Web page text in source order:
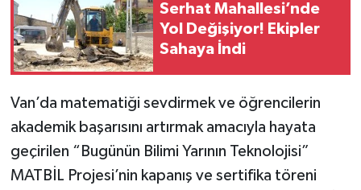
Serhat Mahallesi’nde
Yol Değişiyor! Ekipler
Sahaya İndi
Van’da matematiği sevdirmek ve öğrencilerin
akademik başarısını artırmak amacıyla hayata
geçirilen “Bugünün Bilimi Yarının Teknolojisi”
MATBİL Projesi’nin kapanış ve sertifika töreni